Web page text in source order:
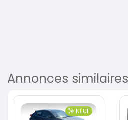
Annonces similaires
NEUF